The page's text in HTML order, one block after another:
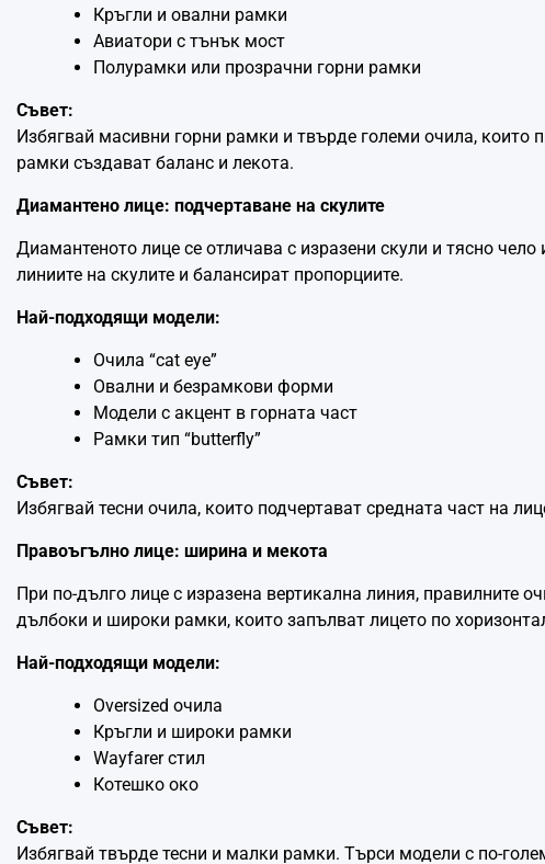
Кръгли и овални рамки
Авиатори с тънък мост
Полурамки или прозрачни горни рамки
Съвет:
Избягвай масивни горни рамки и твърде големи очила, които
рамки създават баланс и лекота.
Диамантено лице: подчертаване на скулите
Диамантеното лице се отличава с изразени скули и тясно
линиите на скулите и балансират пропорциите.
Най-подходящи модели:
Очилa “cat eye”
Овални и безрамкови форми
Модели с акцент в горната част
Рамки тип “butterfly”
Съвет:
Избягвай тесни очила, които подчертават средната част на
Правоъгълно лице: ширина и мекота
При по-дълго лице с изразена вертикална линия, правилните
дълбоки и широки рамки, които запълват лицето по
Най-подходящи модели:
Oversized очила
Кръгли и широки рамки
Wayfarer стил
Котешко око
Съвет:
Избягвай твърде тесни и малки рамки. Търси модели с по-